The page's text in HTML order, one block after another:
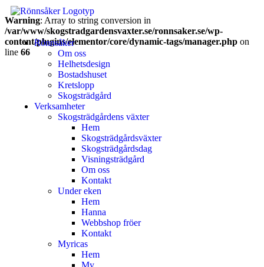
Warning: Array to string conversion in
/var/www/skogstradgardensvaxter.se/ronnsaker.se/wp-
content/plugins/elementor/core/dynamic-tags/manager.php on
line 66
Rönnsåker
Om oss
Helhetsdesign
Bostadshuset
Kretslopp
Skogsträdgård
Verksamheter
Skogsträdgårdens växter
Hem
Skogsträdgårdsväxter
Skogsträdgårdsdag
Visningsträdgård
Om oss
Kontakt
Under eken
Hem
Hanna
Webbshop fröer
Kontakt
Myricas
Hem
My